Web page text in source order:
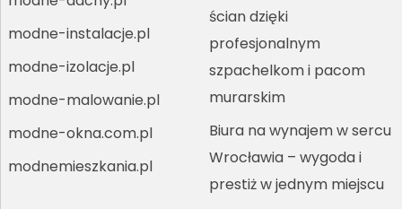
modne-instalacje.pl
modne-izolacje.pl
modne-malowanie.pl
modne-okna.com.pl
modnemieszkania.pl
ścian dzięki
profesjonalnym
szpachelkom i pacom
murarskim
Biura na wynajem w sercu
Wrocławia – wygoda i
prestiż w jednym miejscu